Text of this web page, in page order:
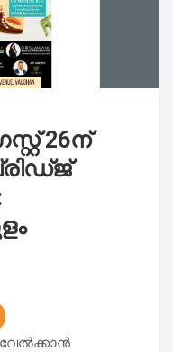
26ന്